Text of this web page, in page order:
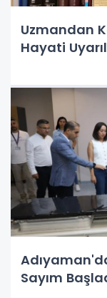
Uzmandan
Hayati
Sayım